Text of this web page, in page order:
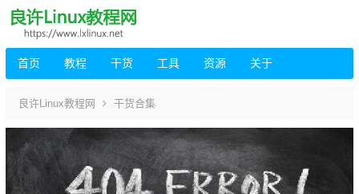
首页 教程 干货 工具 资源 关于
良许Linux教程网 干货合集